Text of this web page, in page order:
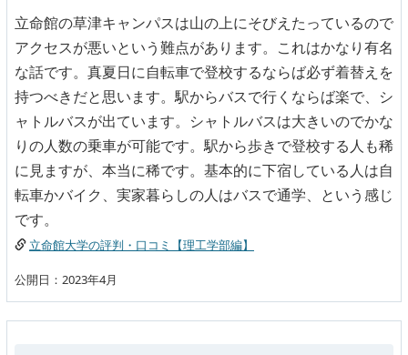
立命館の草津キャンパスは山の上にそびえたっているので
アクセスが悪いという難点があります。これはかなり有名
な話です。真夏日に自転車で登校するならば必ず着替えを
持つべきだと思います。駅からバスで行くならば楽で、シ
ャトルバスが出ています。シャトルバスは大きいのでかな
りの人数の乗車が可能です。駅から歩きで登校する人も稀
に見ますが、本当に稀です。基本的に下宿している人は自
転車かバイク、実家暮らしの人はバスで通学、という感じ
です。
立命館大学の評判・口コミ【理工学部編】
公開日：2023年4月